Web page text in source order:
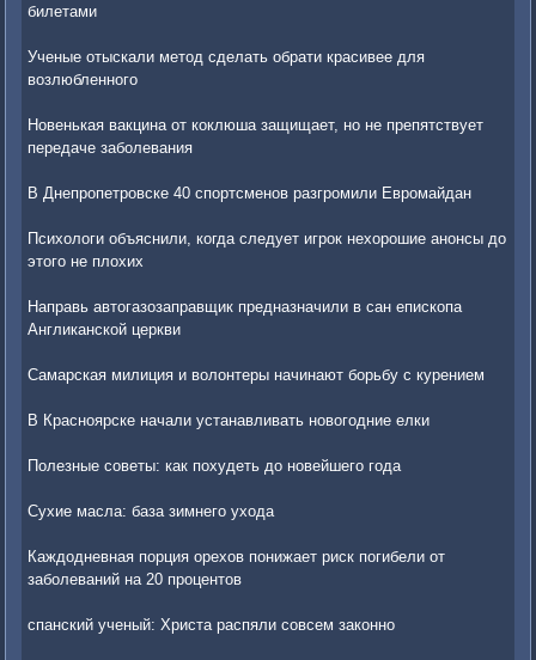
билетами
Ученые отыскали метод сделать обрати красивее для
возлюбленного
Новенькая вакцина от коклюша защищает, но не препятствует
передаче заболевания
В Днепропетровске 40 спортсменов разгромили Евромайдан
Психологи объяснили, когда следует игрок нехорошие анонсы до
этого не плохих
Направь автогазозаправщик предназначили в сан епископа
Англиканской церкви
Самарская милиция и волонтеры начинают борьбу с курением
В Красноярске начали устанавливать новогодние елки
Полезные советы: как похудеть до новейшего года
Сухие масла: база зимнего ухода
Каждодневная порция орехов понижает риск погибели от
заболеваний на 20 процентов
спанский ученый: Христа распяли совсем законно